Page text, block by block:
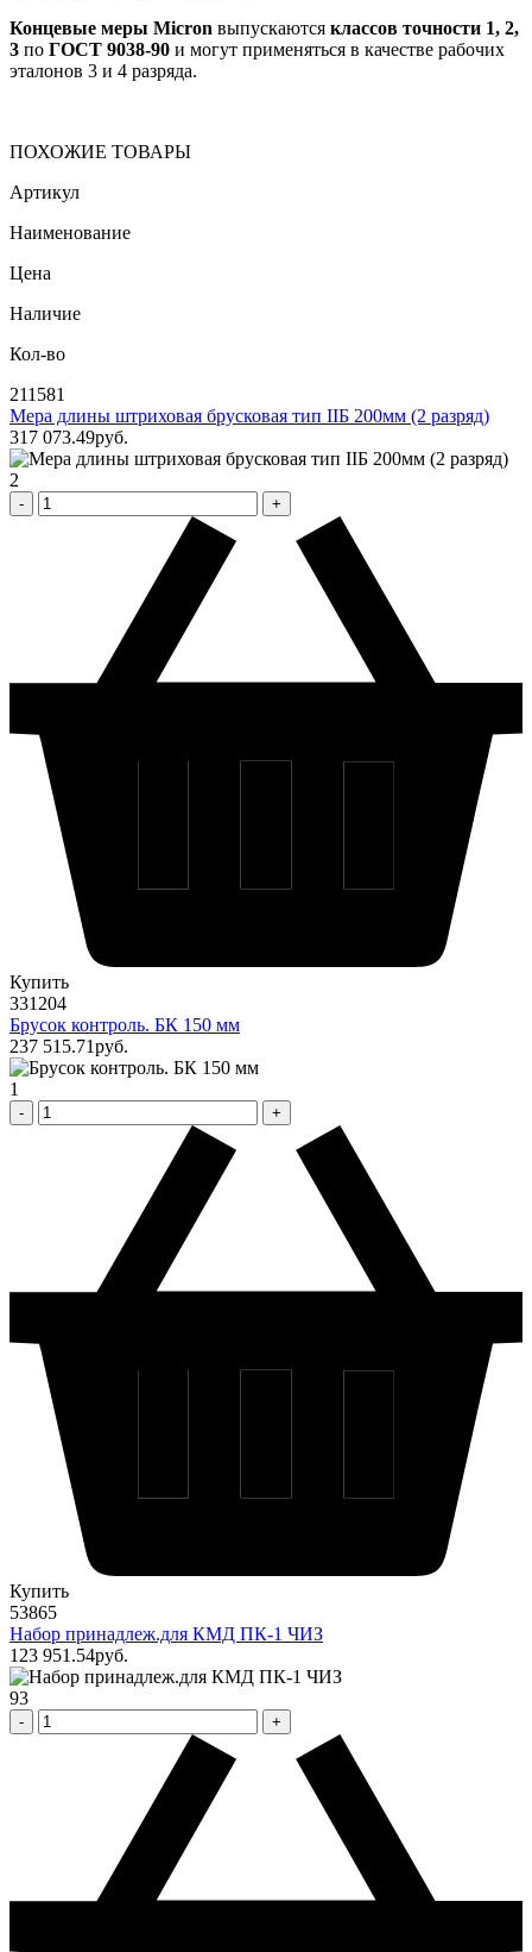
Концевые меры Micron выпускаются классов точности 1, 2,
3 по ГОСТ 9038-90 и могут применяться в качестве рабочих
эталонов 3 и 4 разряда.
ПОХОЖИЕ ТОВАРЫ
Артикул
Наименование
Цена
Наличие
Кол-во
211581
Мера длины штриховая брусковая тип IIБ 200мм (2 разряд)
317 073.49pуб.
2
Купить
331204
Брусок контроль. БК 150 мм
237 515.71pуб.
1
Купить
53865
Набор принадлеж.для КМД ПК-1 ЧИЗ
123 951 .54pуб.
93